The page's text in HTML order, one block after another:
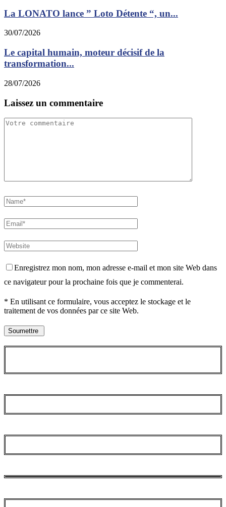
La LONATO lance ” Loto Détente “, un...
30/07/2026
Le capital humain, moteur décisif de la
transformation...
28/07/2026
Laissez un commentaire
Enregistrez mon nom, mon adresse e-mail et mon site Web dans
ce navigateur pour la prochaine fois que je commenterai.
* En utilisant ce formulaire, vous acceptez le stockage et le
traitement de vos données par ce site Web.